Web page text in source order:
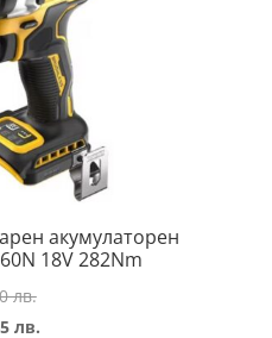
акумулаторен
18V 282Nm
лв.Original
price
лв.Текущата